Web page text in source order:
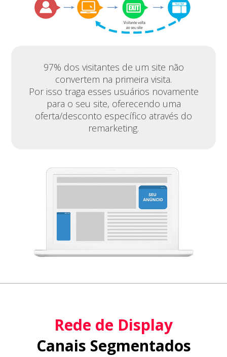
97% dos visitantes de um site não
convertem na primeira visita.
Por isso traga esses usuários novamente
para o seu site, oferecendo uma
oferta/desconto específico através do
remarketing.
Rede de Display
Canais Segmentados